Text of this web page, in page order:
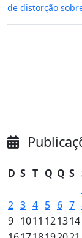
de distorção
D S T Q Q S
2 3 4 5 6 7
9 1011 121314